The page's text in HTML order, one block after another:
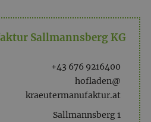
Sallmannsberg KG
+43 676 9216400
hofladen@
kraeutermanufaktur.at
Sallmannsberg 1